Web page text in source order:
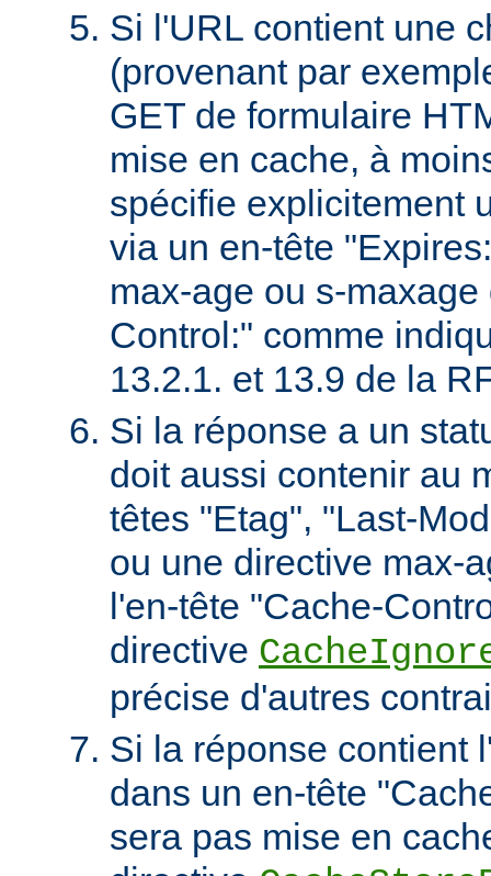
Si l'URL contient une
(provenant par
GET de formulaire
mise en cache, à
spécifie explicitement
via un en-tête
max-age ou s-
Control:" comme
13.2.1. et 13.9 de la
Si la réponse a un
doit aussi contenir au
têtes "Etag", "Last-
ou une directive max-
l'en-tête "Cache-
directive
précise d'autres
Si la réponse contient
dans un en-tête
sera pas mise en